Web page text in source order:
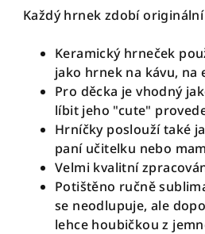
Každý hrnek zdobí
Keramický hrneček
jako hrnek na kávu, na
Pro děcka je vhodný
líbit jeho "cute"
Hrníčky poslouží také
paní učitelku nebo
Velmi kvalitní
Potištěno ručně
se neodlupuje, ale
lehce houbičkou z